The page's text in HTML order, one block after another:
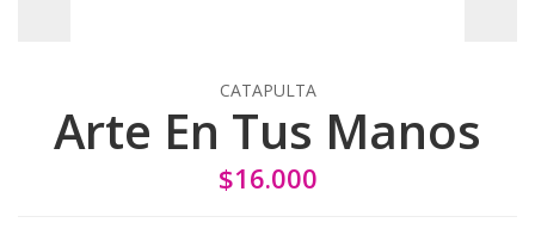
CATAPULTA
Arte En Tus Manos
$16.000